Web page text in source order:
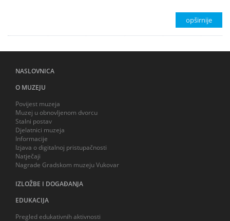
opširnije
NASLOVNICA
O MUZEJU
Povijest muzeja
Muzej u obnovljenom dvorcu
Stalni postav
Djelatnici muzeja
Informacije
Izjava o digitalnoj pristupačnosti
Natječaji
Nagrade Gradskom muzeju Vukovar
IZLOŽBE I DOGAĐANJA
EDUKACIJA
Pregled edukativnih aktivnosti